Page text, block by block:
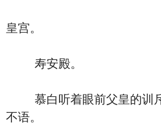
皇宫。
寿安殿。
慕白听着眼前父皇的训斥
不语。